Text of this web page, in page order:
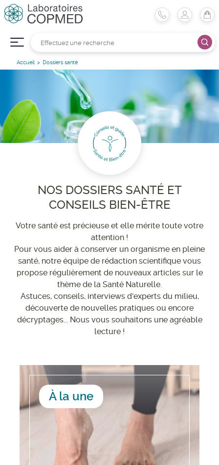
Accueil Dossiers santé
NOS DOSSIERS SANTÉ ET
CONSEILS BIEN-ÊTRE
Votre santé est précieuse et elle mérite toute votre
attention !
Pour vous aider à conserver un organisme en pleine
santé, notre équipe de rédaction scientifique vous
propose régulièrement de nouveaux articles sur le
thème de la Santé Naturelle.
Astuces, conseils, interviews d'experts du milieu,
découverte de nouvelles pratiques ou encore
décryptages... Nous vous souhaitons une agréable
lecture !
À la une